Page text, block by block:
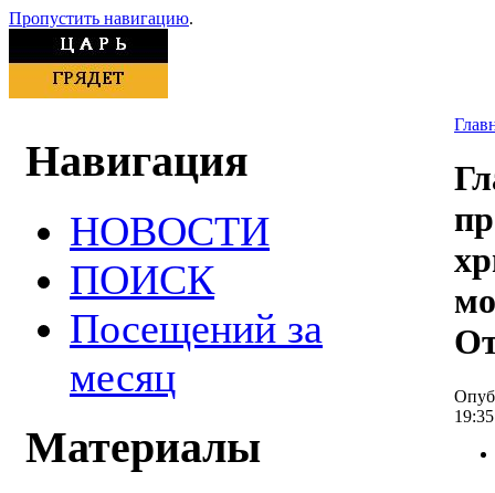
Пропустить навигацию.
Навигация
НОВОСТИ
ПОИСК
Посещений за
месяц
Материалы